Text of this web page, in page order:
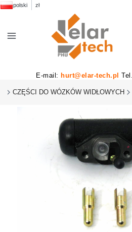
polski zł
E-mail: hurt@elar-tech.pl Tel.
CZĘŚCI DO WÓZKÓW WIDŁOWYCH